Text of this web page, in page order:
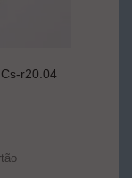
r20.04